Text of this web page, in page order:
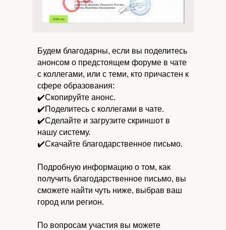
Будем благодарны, если вы поделитесь
анонсом о предстоящем форуме в чате
с коллегами, или с теми, кто причастен к
сфере образования:
✔️Скопируйте анонс.
✔️Поделитесь с коллегами в чате.
✔️Сделайте и загрузите скриншот в
нашу систему.
✔️Скачайте благодарственное письмо.
Подробную информацию о том, как
получить благодарственное письмо, вы
сможете найти чуть ниже, выбрав ваш
город или регион.
По вопросам участия вы можете